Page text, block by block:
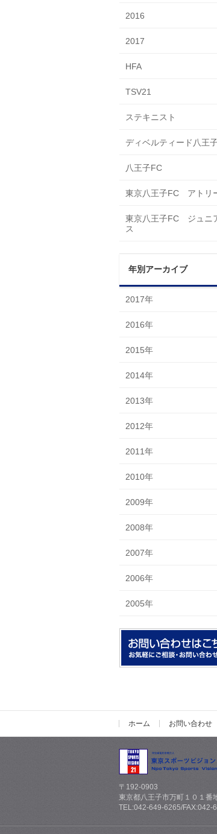
2016
2017
HFA
TSV21
ステキニスト
ディベルティード八王
八王子FC
東京八王子FC アトリ
東京八王子FC ジュニ
ス
年別アーカイブ
2017年
2016年
2015年
2014年
2013年
2012年
2011年
2010年
2009年
2008年
2007年
2006年
2005年
ホーム お問い合わせ
〒192-0903
東京都八王子市万町１０１番
TEL:042-649-6265/FAX:042-